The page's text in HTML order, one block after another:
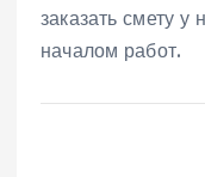
заказать смету у
началом работ.